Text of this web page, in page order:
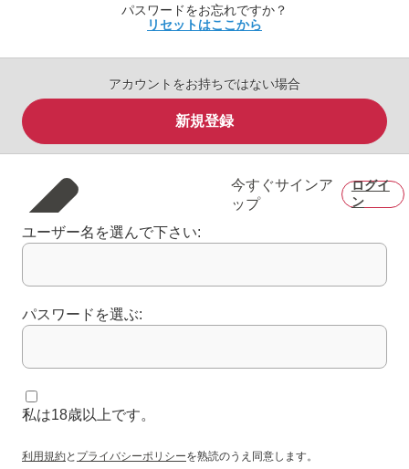
パスワードをお忘れですか？
リセットはここから
アカウントをお持ちではない場合
新規登録
今すぐサインア
ップ
ログイ
ン
ユーザー名を選んで下さい:
パスワードを選ぶ:
私は18歳以上です。
利用規約と プライバシーポリシーを熟読のうえ同意します。